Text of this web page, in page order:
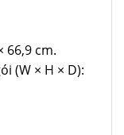
66,9 cm.
(W × H × D):